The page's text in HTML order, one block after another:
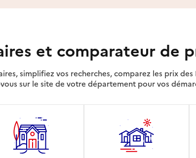
et comparateur de
simplifiez vos recherches, comparez les prix des
sur le site de votre département pour vos